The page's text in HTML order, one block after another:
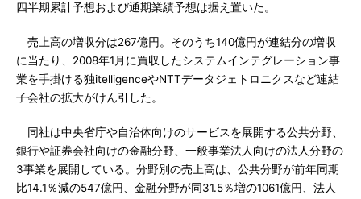
四半期累計予想および通期業績予想は据え置いた。
売上高の増収分は267億円。そのうち140億円が連結分の増収
に当たり、2008年1月に買収したシステムインテグレーション事
業を手掛ける独itelligenceやNTTデータジェトロニクスなど連結
子会社の拡大がけん引した。
同社は中央省庁や自治体向けのサービスを展開する公共分野、
銀行や証券会社向けの金融分野、一般事業法人向けの法人分野の
3事業を展開している。分野別の売上高は、公共分野が前年同期
比14.1％減の547億円、金融分野が同31.5％増の1061億円、法人